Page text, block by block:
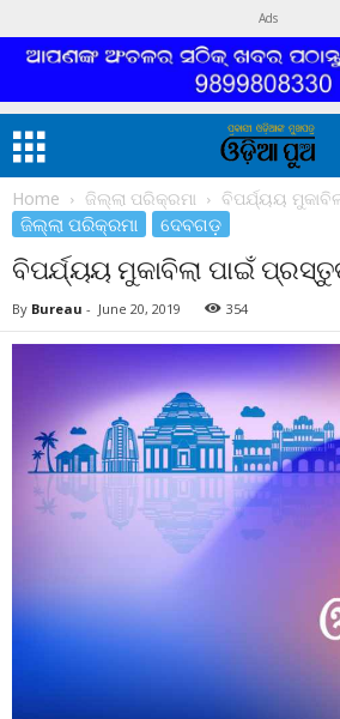
Ads
Home ଜିଲ୍ଲା ପରିକ୍ରମା ବିପର୍ଯ୍ୟୟ
ଜିଲ୍ଲା ପରିକ୍ରମା ଦେବଗଡ଼
ବିପର୍ଯ୍ୟୟ ମୁକାବିଲା ପାଇଁ
By Bureau - June 20, 2019 354